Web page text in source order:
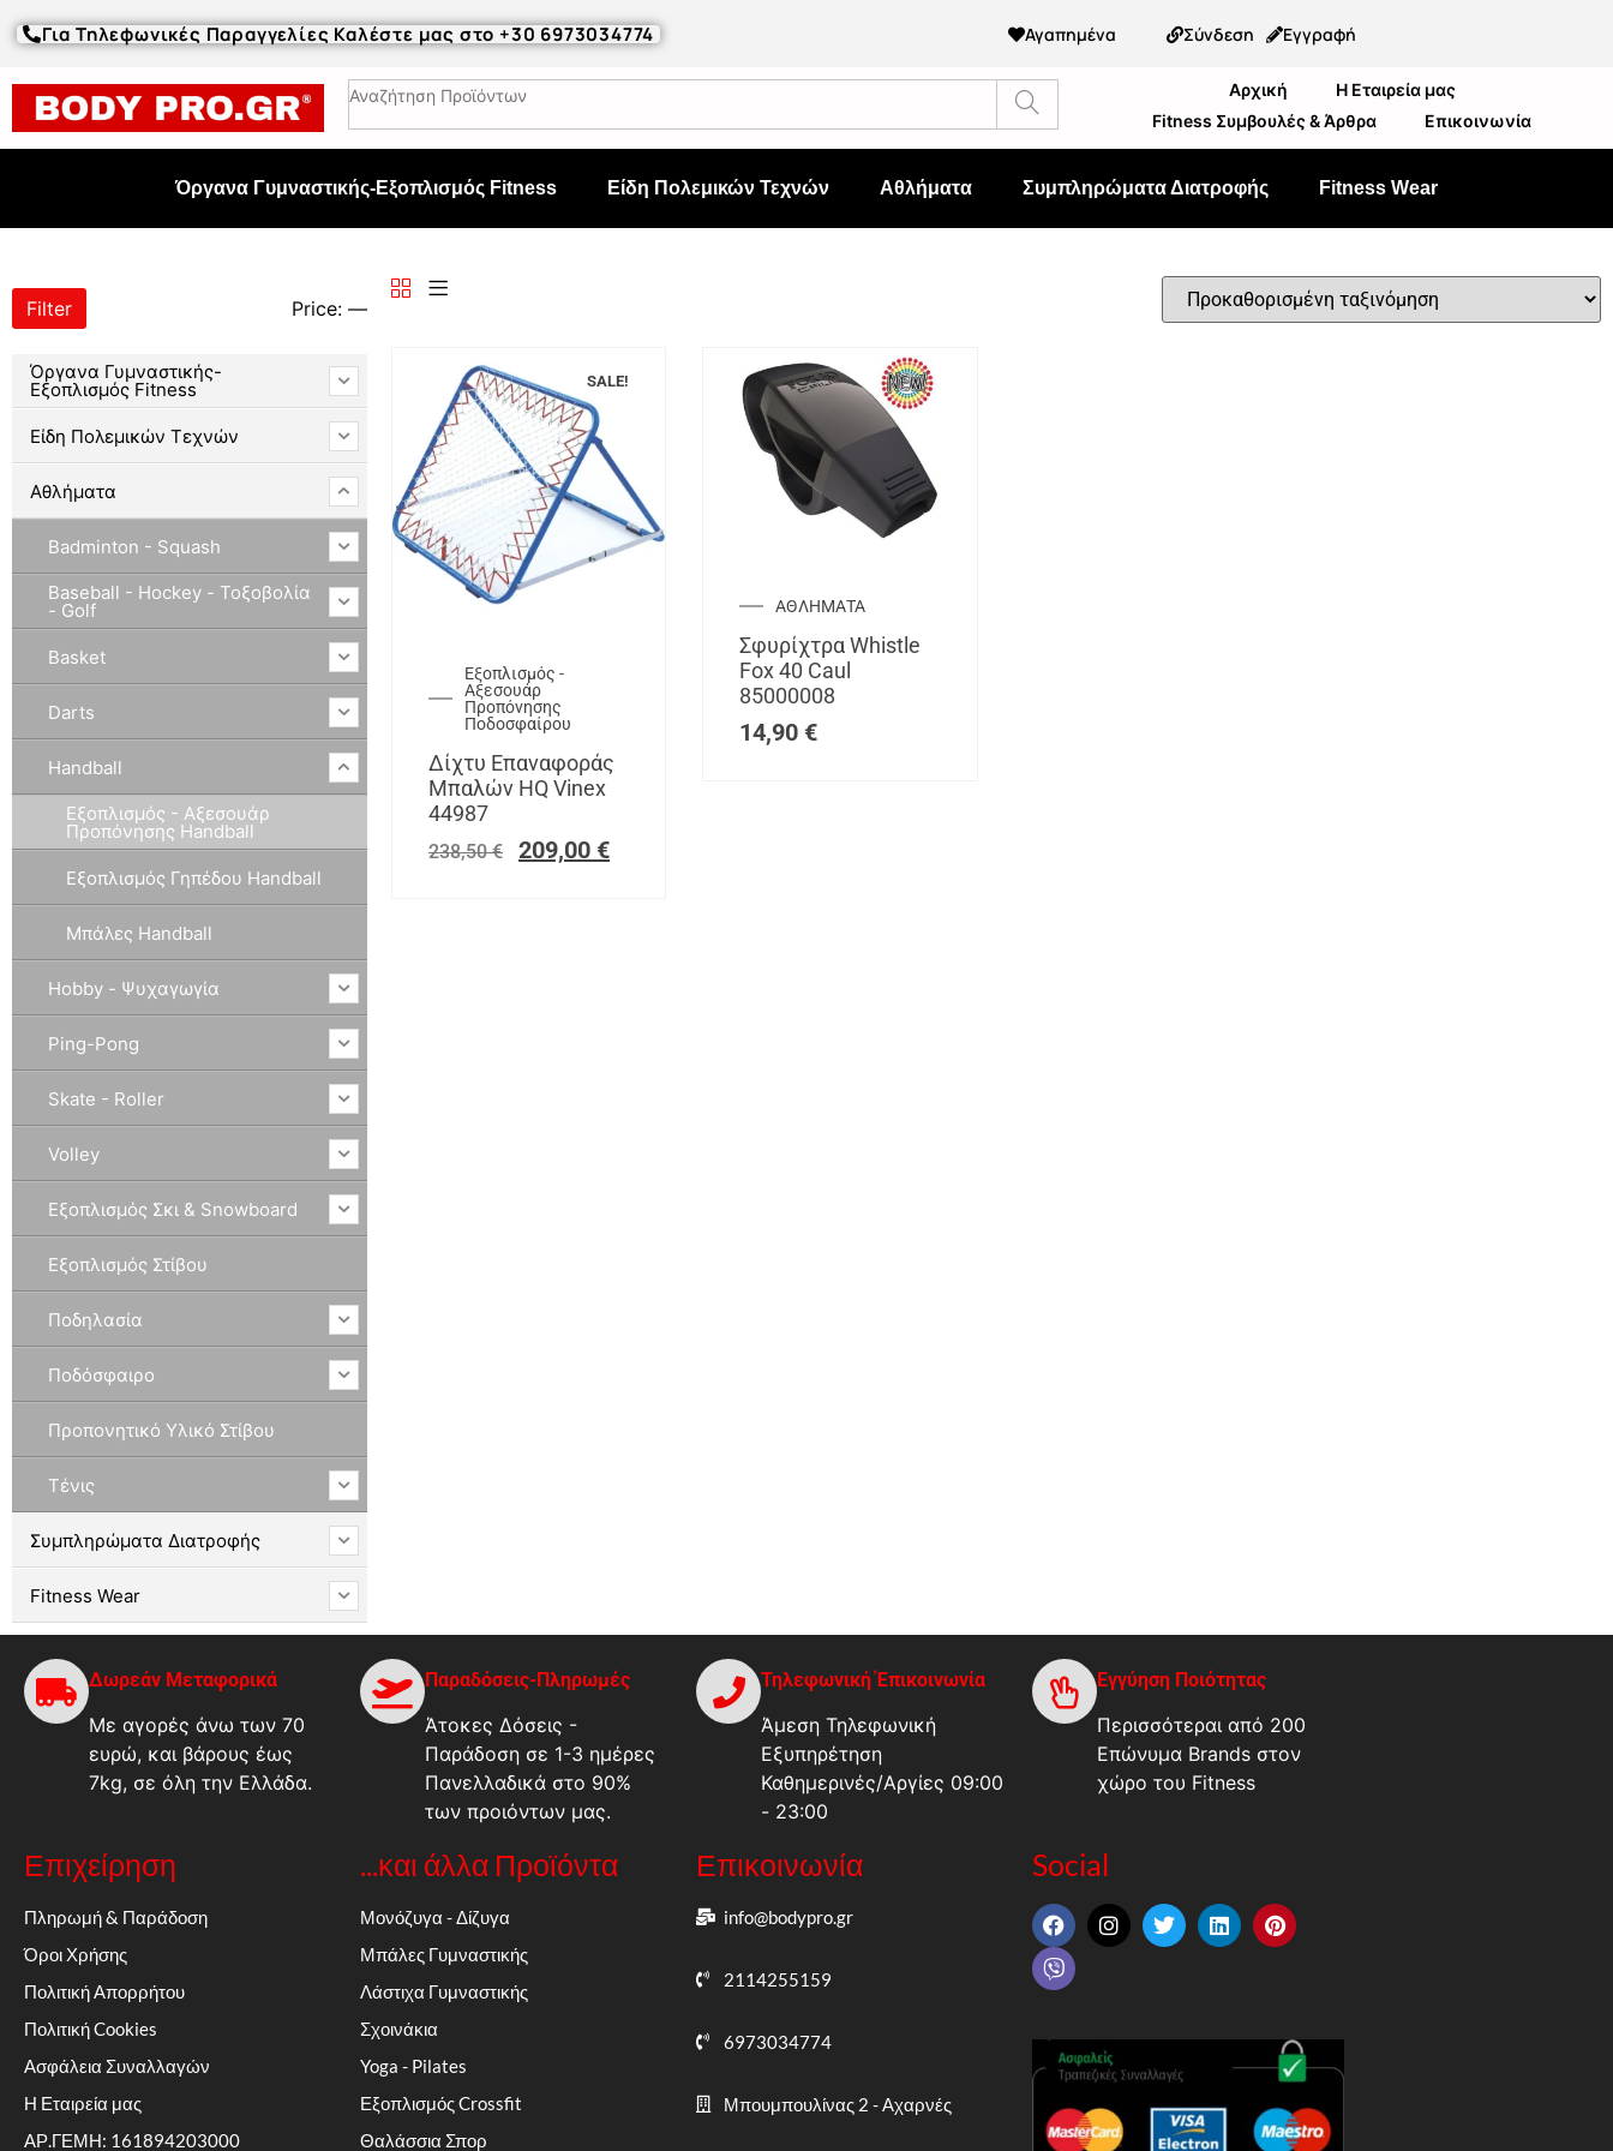
Για Τηλεφωνικές Παραγγελίες Καλέστε μας στο +30 6973034774 Αγαπημένα Σύνδεση Εγγραφή
Αρχική
Η Εταιρεία μας
Fitness Συμβουλές & Άρθρα
Επικοινωνία
Όργανα Γυμναστικής-Εξοπλισμός Fitness Είδη Πολεμικών Τεχνών Αθλήματα Συμπληρώματα Διατροφής Fitness Wear
Filter Price: —
Όργανα Γυμναστικής-
Εξοπλισμός Fitness
Είδη Πολεμικών Τεχνών
Αθλήματα
Badminton - Squash
Baseball - Hockey - Τοξοβολία
- Golf
Basket
Darts
Handball
Εξοπλισμός - Αξεσουάρ
Προπόνησης Handball
Εξοπλισμός Γηπέδου Handball
Μπάλες Handball
Hobby - Ψυχαγωγία
Ping-Pong
Skate - Roller
Volley
Εξοπλισμός Σκι & Snowboard
Εξοπλισμός Στίβου
Ποδηλασία
Ποδόσφαιρο
Προπονητικό Υλικό Στίβου
Τένις
Συμπληρώματα Διατροφής
Fitness Wear
SALE!
Εξοπλισμός -
Αξεσουάρ
Προπόνησης
Ποδοσφαίρου
Δίχτυ Επαναφοράς
Μπαλών HQ Vinex
44987
238,50€ 209,00 €
ΑΘΛΗΜΑΤΑ
Σφυρίχτρα Whistle
Fox 40 Caul
85000008
14,90€
Δωρεάν Μεταφορικά
Με αγορές άνω των 70
ευρώ, και βάρους έως
7kg, σε όλη την Ελλάδα.
Παραδόσεις-Πληρωμές
Άτοκες Δόσεις -
Παράδοση σε 1-3 ημέρες
Πανελλαδικά στο 90%
των προιόντων μας.
Τηλεφωνική Έπικοινωνία
Άμεση Τηλεφωνική
Εξυπηρέτηση
Καθημερινές/Αργίες 09:00
- 23:00
Εγγύηση Ποιότητας
Περισσότεραι από 200
Επώνυμα Brands στον
χώρο του Fitness
Επιχείρηση
Πληρωμή & Παράδοση
Όροι Χρήσης
Πολιτική Απορρήτου
Πολιτική Cookies
Ασφάλεια Συναλλαγών
Η Εταιρεία μας
ΑΡ.ΓΕΜΗ: 161894203000
...και άλλα Προϊόντα
Μονόζυγα - Δίζυγα
Μπάλες Γυμναστικής
Λάστιχα Γυμναστικής
Σχοινάκια
Yoga - Pilates
Εξοπλισμός Crossfit
Θαλάσσια Σπορ
Επικοινωνία
info@bodypro.gr
2114255159
6973034774
Μπουμπουλίνας 2 - Αχαρνές
Social